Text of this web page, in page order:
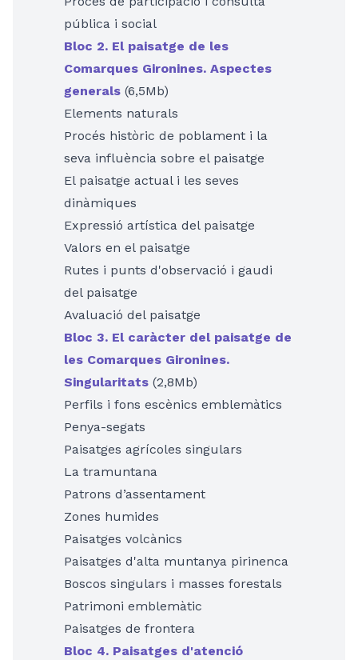
pública i social
Bloc 2. El paisatge de les
Comarques Gironines. Aspectes
generals (6,5Mb)
Elements naturals
Procés històric de poblament i la
seva influència sobre el paisatge
El paisatge actual i les seves
dinàmiques
Expressió artística del paisatge
Valors en el paisatge
Rutes i punts d'observació i gaudi
del paisatge
Avaluació del paisatge
Bloc 3. El caràcter del paisatge de
les Comarques Gironines.
Singularitats (2,8Mb)
Perfils i fons escènics emblemàtics
Penya-segats
Paisatges agrícoles singulars
La tramuntana
Patrons d’assentament
Zones humides
Paisatges volcànics
Paisatges d'alta muntanya pirinenca
Boscos singulars i masses forestals
Patrimoni emblemàtic
Paisatges de frontera
Bloc 4. Paisatges d'atenció